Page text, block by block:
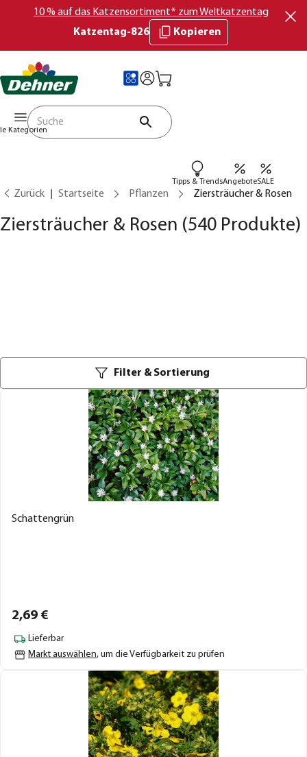
10 % auf das Katzensortiment* zum Weltkatzentag
Katzentag-826
Kopieren
Kategorien
Tipps & TrendsAngeboteSALE
Zurück Startseite Pflanzen Ziersträucher & Rosen
Ziersträucher & Rosen (540 Produkte)
Filter & Sortierung
Schattengrün
2,69 €
Lieferbar
Markt auswählen, um die Verfügbarkeit zu prüfen